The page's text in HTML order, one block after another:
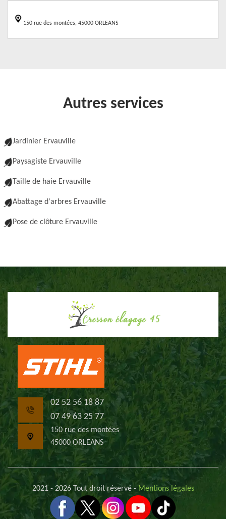
150 rue des montées, 45000 ORLEANS
Autres services
Jardinier Ervauville
Paysagiste Ervauville
Taille de haie Ervauville
Abattage d'arbres Ervauville
Pose de clôture Ervauville
02 52 56 18 87
07 49 63 25 77
150 rue des montées
45000 ORLEANS
2021 - 2026 Tout droit réservé - Mentions légales